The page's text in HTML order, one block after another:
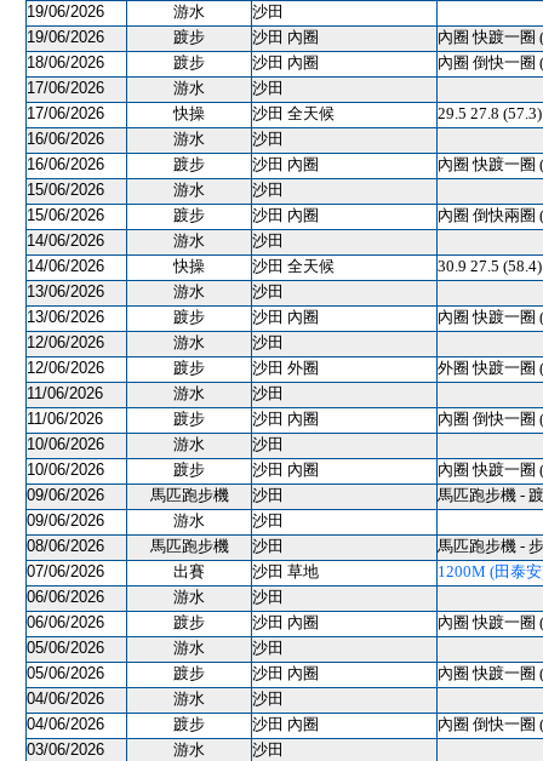
19/06/2026
游水
沙田
19/06/2026
踱步 沙田 內圈
內圈 快踱一圈
18/06/2026
踱步 沙田 內圈
內圈 倒快一圈
17/06/2026
游水
沙田
17/06/2026
快操 沙田 全天候
29.5 27.8
16/06/2026
游水
沙田
16/06/2026
踱步 沙田 內圈
內圈 快踱一圈
15/06/2026
游水
沙田
15/06/2026
踱步 沙田 內圈
內圈 倒快兩圈
14/06/2026
游水
沙田
14/06/2026
快操 沙田 全天候
30.9 27.5
13/06/2026
游水
沙田
13/06/2026
踱步 沙田 內圈
內圈 快踱一圈
12/06/2026
游水
沙田
12/06/2026
踱步 沙田 外圈
外圈 快踱一圈
11/06/2026
游水
沙田
11/06/2026
踱步 沙田 內圈
內圈 倒快一圈
10/06/2026
游水
沙田
10/06/2026
踱步 沙田 內圈
內圈 快踱一圈
09/06/2026
馬匹跑步機 沙田
馬匹跑步機 -
09/06/2026
游水
沙田
08/06/2026
馬匹跑步機 沙田
馬匹跑步機 -
07/06/2026
出賽 沙田 草地
1200M (田泰
06/06/2026
游水
沙田
06/06/2026
踱步 沙田 內圈
內圈 快踱一圈
05/06/2026
游水
沙田
05/06/2026
踱步 沙田 內圈
內圈 快踱一圈
04/06/2026
游水
沙田
04/06/2026
踱步 沙田 內圈
內圈 倒快一圈
03/06/2026
游水
沙田